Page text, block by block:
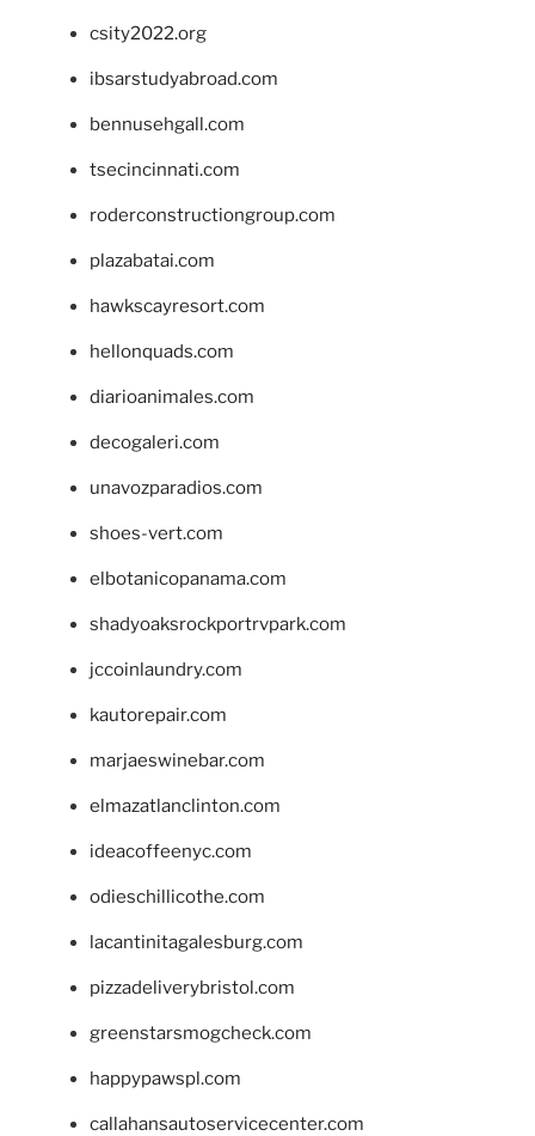
csity2022.org
ibsarstudyabroad.com
bennusehgall.com
tsecincinnati.com
roderconstructiongroup.com
plazabatai.com
hawkscayresort.com
hellonquads.com
diarioanimales.com
decogaleri.com
unavozparadios.com
shoes-vert.com
elbotanicopanama.com
shadyoaksrockportrvpark.com
jccoinlaundry.com
kautorepair.com
marjaeswinebar.com
elmazatlanclinton.com
ideacoffeenyc.com
odieschillicothe.com
lacantinitagalesburg.com
pizzadeliverybristol.com
greenstarsmogcheck.com
happypawspl.com
callahansautoservicecenter.com